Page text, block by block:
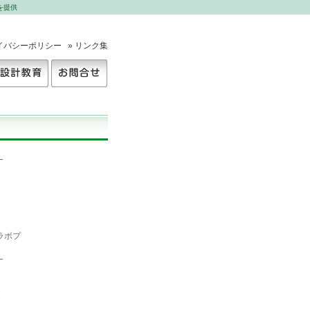
提供
バシーポリシー » リンク集
ボプ